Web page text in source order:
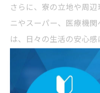
さらに、寮の立地や周
ニやスーパー、医療機
は、日々の生活の安心
スタッフの声を参考に